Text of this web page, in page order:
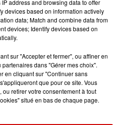
de
féminin
un school bus au
et accueillir les bleus à
address and browsing data to offer
devices based on information actively
data; Match and combine data from
devices; Identify devices based on
sur "Accepter et fermer", ou affiner en
dans "Gérer mes choix".
en cliquant sur "Continuer sans
que pour ce site. Vous
retirer votre consentement à tout
situé en bas de chaque page.